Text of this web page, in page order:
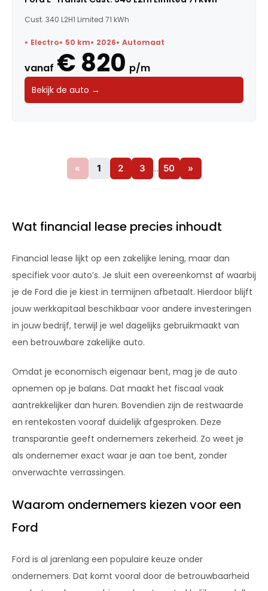
Cust. 340 L2H1 Limited 71 kWh
Electro 50 km 2026 Automaat
vanaf € 820 p/m
Bekijk de auto →
« 1 2 3 … 50 »
Wat financial lease precies inhoudt
Financial lease lijkt op een zakelijke lening, maar dan
specifiek voor auto’s. Je sluit een overeenkomst af waarbij
je de Ford die je kiest in termijnen afbetaalt. Hierdoor blijft
jouw werkkapitaal beschikbaar voor andere investeringen
in jouw bedrijf, terwijl je wel dagelijks gebruikmaakt van
een betrouwbare zakelijke auto.
Omdat je economisch eigenaar bent, mag je de auto
opnemen op je balans. Dat maakt het fiscaal vaak
aantrekkelijker dan huren. Bovendien zijn de restwaarde
en rentekosten vooraf duidelijk afgesproken. Deze
transparantie geeft ondernemers zekerheid. Zo weet je
als ondernemer exact waar je aan toe bent, zonder
onverwachte verrassingen.
Waarom ondernemers kiezen voor een
Ford
Ford is al jarenlang een populaire keuze onder
ondernemers. Dat komt vooral door de betrouwbaarheid